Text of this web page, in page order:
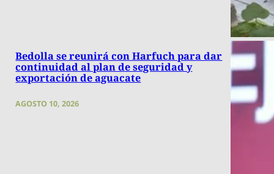
Bedolla se reunirá con Harfuch para dar
continuidad al plan de seguridad y
exportación de aguacate
AGOSTO 10, 2026